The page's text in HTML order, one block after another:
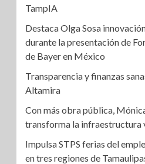
TampIA
Destaca Olga Sosa
durante la presentación de
de Bayer en México
Transparencia y finanzas
Altamira
Con más obra pública,
transforma la infraestructura
Impulsa STPS ferias del
en tres regiones de